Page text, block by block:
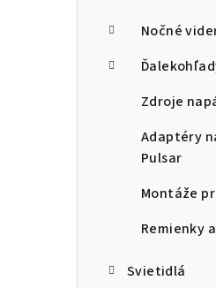
Nočné
Zdroje
Adaptéry
Pulsar
Montáže
Remienky
Svietidlá